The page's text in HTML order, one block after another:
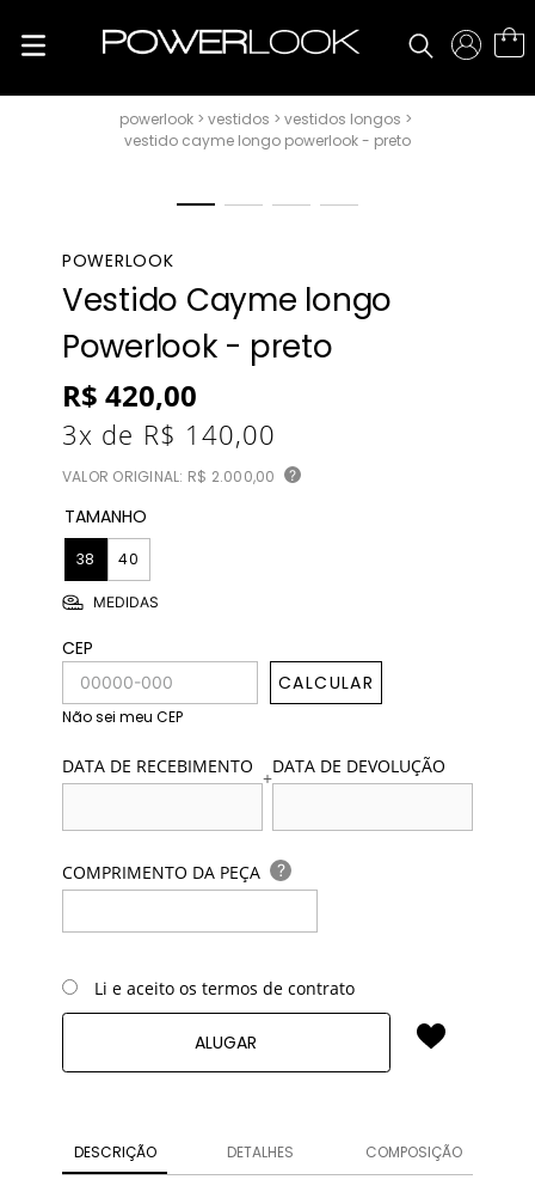
vestidos
vestidos longos
vestido cayme longo powerlook - preto
POWERLOOK
Vestido Cayme longo
Powerlook - preto
R$ 420,00
3x de R$ 140,00
VALOR ORIGINAL: R$ 2.000,00 ?
TAMANHO
38 40
MEDIDAS
CEP
CALCULAR
Não sei meu CEP
DATA DE RECEBIMENTO +DATA DE DEVOLUÇÃO
COMPRIMENTO DA PEÇA ?
Li e aceito os termos de contrato
ALUGAR
DESCRIÇÃO DETALHES COMPOSIÇÃO